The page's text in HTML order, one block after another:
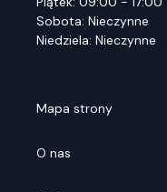
Sobota: Nieczynne
Niedziela: Nieczynne
Mapa strony
O nas